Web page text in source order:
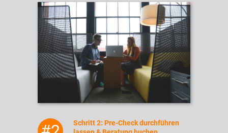
Schritt 2: Pre-Check durchführen